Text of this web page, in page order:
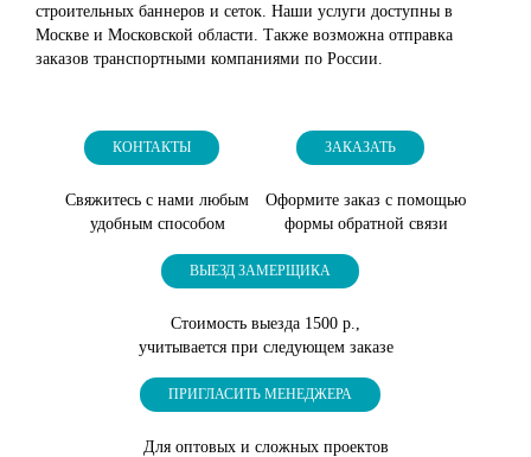
строительных баннеров и сеток. Наши услуги доступны в
Москве и Московской области. Также возможна отправка
заказов транспортными компаниями по России.
КОНТАКТЫ
Свяжитесь с нами любым
удобным способом
ЗАКАЗАТЬ
Оформите заказ с помощью
формы обратной связи
ВЫЕЗД ЗАМЕРЩИКА
Стоимость выезда 1500 р.,
учитывается при следующем заказе
ПРИГЛАСИТЬ МЕНЕДЖЕРА
Для оптовых и сложных проектов